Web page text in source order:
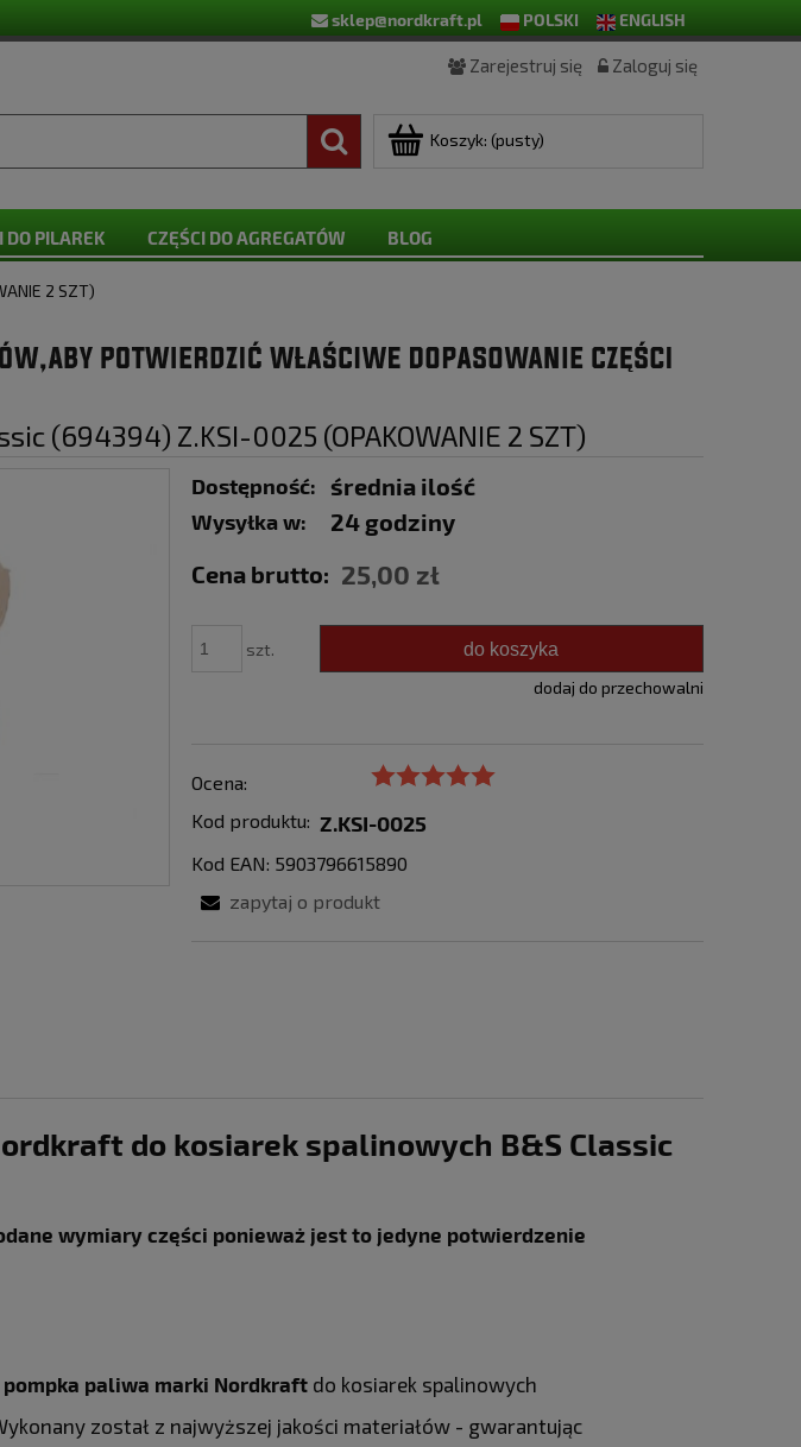
ENGLISH
POLSKI
sklep@nordkraft.pl
Zarejestruj się Zaloguj się
Koszyk: (pusty)
DO PILAREK CZĘŚCI DO AGREGATÓW BLOG
2 SZT)
(694394) Z.KSI-0025 (OPAKOWANIE 2 SZT)
Dostępność: średnia ilość
Wysyłka w:
24 godziny
Cena brutto: 25,00 zł
szt. do koszyka
dodaj do przechowalni
Ocena:
Kod produktu: Z.KSI-0025
Kod EAN: 5903796615890
zapytaj o produkt
do kosiarek spalinowych B&S Classic
wymiary części ponieważ jest to jedyne potwierdzenie
pompka paliwa marki Nordkraft do kosiarek spalinowych
został z najwyższej jakości materiałów - gwarantując